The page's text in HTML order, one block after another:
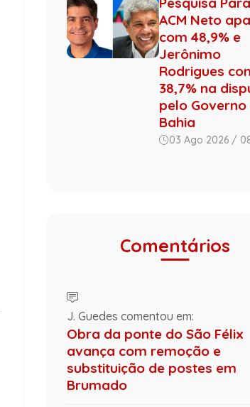
ACM Neto
com 48,9% e
Jerônimo
Rodrigues
38,7% na
pelo Governo
Bahia
03 Ago 2026 /
Comentários
J. Guedes comentou em:
Obra da ponte do São Félix
avança com remoção e
substituição de postes em
Brumado